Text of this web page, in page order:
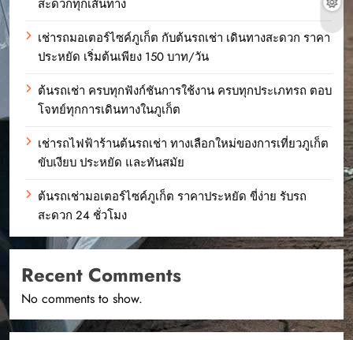
สะดวกทุกเส้นทาง
เช่ารถมอเตอร์ไซค์ภูเก็ต กับต้นรถเช่า เดินทางสะดวก ราคา
ประหยัด เริ่มต้นเพียง 150 บาท/วัน
ต้นรถเช่า ครบทุกฟังก์ชันการใช้งาน ครบทุกประเภทรถ ตอบ
โจทย์ทุกการเดินทางในภูเก็ต
เช่ารถไฟฟ้าร้านต้นรถเช่า ทางเลือกใหม่ของการเที่ยวภูเก็ต
ขับเงียบ ประหยัด และทันสมัย
ต้นรถเช่ามอเตอร์ไซค์ภูเก็ต ราคาประหยัด ขี่ง่าย รับรถ
สะดวก 24 ชั่วโมง
Recent Comments
No comments to show.